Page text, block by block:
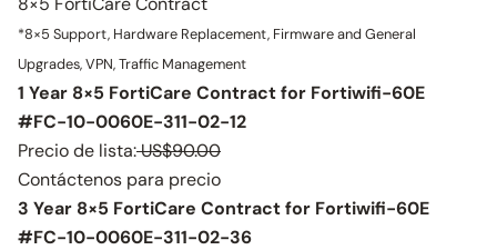
*8×5 Support, Hardware Replacement, Firmware and General
Upgrades, VPN, Traffic Management
1 Year 8×5 FortiCare Contract for Fortiwifi-60E
#FC-10-0060E-311-02-12
Precio de lista:US$90.00
Contáctenos para precio
3 Year 8×5 FortiCare Contract for Fortiwifi-60E
#FC-10-0060E-311-02-36